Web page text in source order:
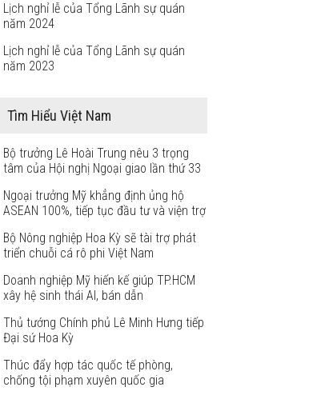
Lịch nghỉ lễ của Tổng Lãnh sự quán
năm 2024
Lịch nghỉ lễ của Tổng Lãnh sự quán
năm 2023
Tìm Hiểu Việt Nam
Bộ trưởng Lê Hoài Trung nêu 3 trọng
tâm của Hội nghị Ngoại giao lần thứ 33
Ngoại trưởng Mỹ khẳng định ủng hộ
ASEAN 100%, tiếp tục đầu tư và viện trợ
Bộ Nông nghiệp Hoa Kỳ sẽ tài trợ phát
triển chuỗi cá rô phi Việt Nam
Doanh nghiệp Mỹ hiến kế giúp TP.HCM
xây hệ sinh thái AI, bán dẫn
Thủ tướng Chính phủ Lê Minh Hưng tiếp
Đại sứ Hoa Kỳ
Thúc đẩy hợp tác quốc tế phòng,
chống tội phạm xuyên quốc gia